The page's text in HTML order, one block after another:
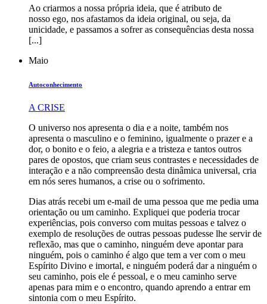
Ao criarmos a nossa própria ideia, que é atributo de
nosso ego, nos afastamos da ideia original, ou seja, da
unicidade, e passamos a sofrer as consequências desta nossa
[...]
Maio
Autoconhecimento
A CRISE
O universo nos apresenta o dia e a noite, também nos
apresenta o masculino e o feminino, igualmente o prazer e a
dor, o bonito e o feio, a alegria e a tristeza e tantos outros
pares de opostos, que criam seus contrastes e necessidades de
interação e a não compreensão desta dinâmica universal, cria
em nós seres humanos, a crise ou o sofrimento.
Dias atrás recebi um e-mail de uma pessoa que me pedia uma
orientação ou um caminho. Expliquei que poderia trocar
experiências, pois converso com muitas pessoas e talvez o
exemplo de resoluções de outras pessoas pudesse lhe servir de
reflexão, mas que o caminho, ninguém deve apontar para
ninguém, pois o caminho é algo que tem a ver com o meu
Espírito Divino e imortal, e ninguém poderá dar a ninguém o
seu caminho, pois ele é pessoal, e o meu caminho serve
apenas para mim e o encontro, quando aprendo a entrar em
sintonia com o meu Espírito.